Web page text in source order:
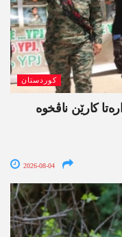
کوردستان
کارێن ناڤخوە
2026-08-04